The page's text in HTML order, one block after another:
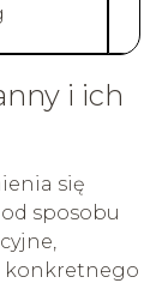
i ich
się
sposobu
konkretnego